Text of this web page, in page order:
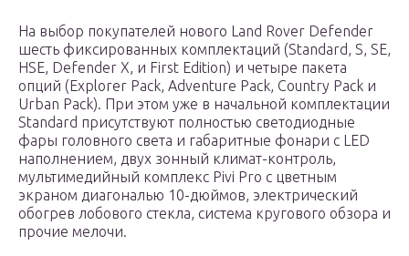
На выбор покупателей нового Land Rover Defender
шесть фиксированных комплектаций (Standard, S, SE,
HSE, Defender X, и First Edition) и четыре пакета
опций (Explorer Pack, Adventure Pack, Country Pack и
Urban Pack). При этом уже в начальной комплектации
Standard присутствуют полностью светодиодные
фары головного света и габаритные фонари с LED
наполнением, двух зонный климат-контроль,
мультимедийный комплекс Pivi Pro с цветным
экраном диагональю 10-дюймов, электрический
обогрев лобового стекла, система кругового обзора и
прочие мелочи.